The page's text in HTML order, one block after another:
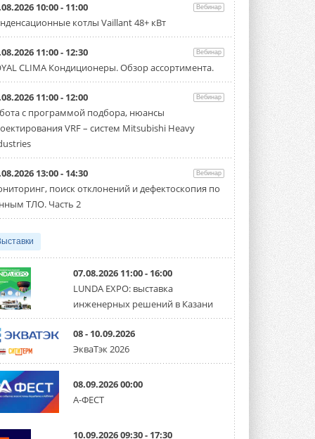
Samsung выпускает VRF-
систему DVM на R32
Линейка включает семь типоразмеров
производительностью от 22,4 до 56 кВт.
Суммарная длина трубопроводов ...
3 АВГУСТА 2026
«СиСофт Девелопмент» подвел
итоги конкурса студенческих
проектов «ТИМ-лидеры 2026»
Новый сезон конкурса «ТИМ-лидеры»
«Русклимат» укрепляет
партнёрство за Уралом
Президент Омского землячества в
Омск с трёхдневным рабочим визитом ...
Carrier модернизирует
флагманский чиллер AquaEdge
19XR
работающую на хладагенте R1234ze ...
31 ИЮЛЯ 2026
Mitsubishi расширяет
направление систем
охлаждения для ЦОД
Mitsubishi Electric создаёт в США новую
компанию MEHITS US Inc. ...
31 ИЮЛЯ 2026
США запретили использование
10:00 - 11:00 Вебинар
котлы Vaillant 48+ кВт
11:00 - 12:30 Вебинар
CLIMA Кондиционеры. Обзор ассортимента.
11:00 - 12:00 Вебинар
с программой подбора, нюансы
VRF – систем Mitsubishi Heavy
13:00 - 14:30 Вебинар
поиск отклонений и дефектоскопия по
ТЛО. Часть 2
07.08.2026 11:00 - 16:00
LUNDA EXPO: выставка
инженерных решений в Казани
08 - 10.09.2026
ЭкваТэк 2026
08.09.2026 00:00
А-ФЕСТ
10.09.2026 09:30 - 17:30